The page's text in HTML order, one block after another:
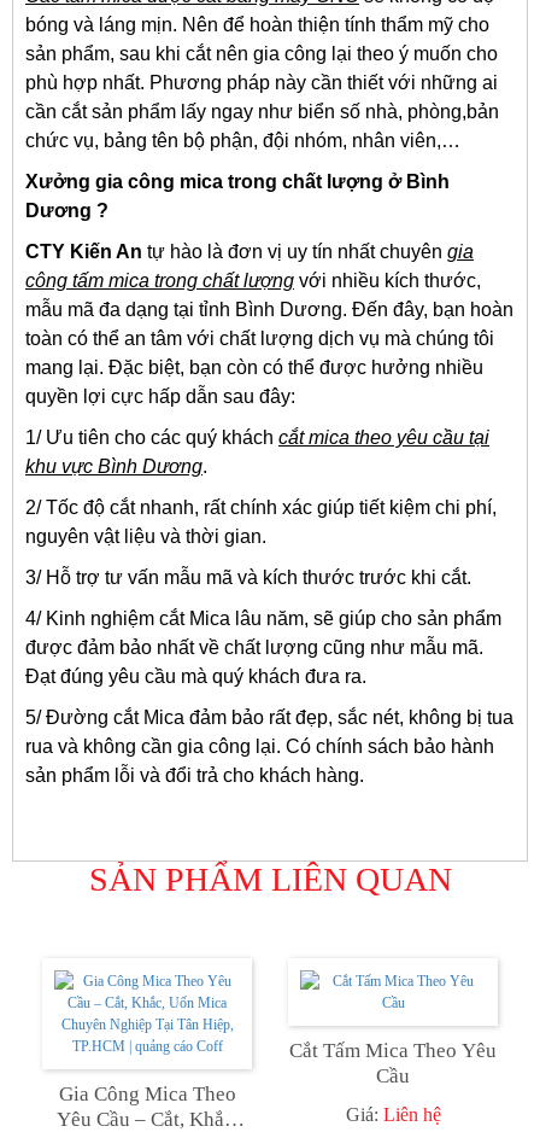
bóng và láng mịn. Nên để hoàn thiện tính thẩm mỹ cho
sản phẩm, sau khi cắt nên gia công lại theo ý muốn cho
phù hợp nhất. Phương pháp này cần thiết với những ai
cần cắt sản phẩm lấy ngay như biển số nhà, phòng,bản
chức vụ, bảng tên bộ phận, đội nhóm, nhân viên,…
Xưởng gia công mica trong chất lượng ở Bình
Dương ?
CTY Kiến An tự hào là đơn vị uy tín nhất chuyên gia
công tấm mica trong chất lượng với nhiều kích thước,
mẫu mã đa dạng tại tỉnh Bình Dương. Đến đây, bạn hoàn
toàn có thể an tâm với chất lượng dịch vụ mà chúng tôi
mang lại. Đặc biệt, bạn còn có thể được hưởng nhiều
quyền lợi cực hấp dẫn sau đây:
1/ Ưu tiên cho các quý khách cắt mica theo yêu cầu tại
khu vực Bình Dương.
2/ Tốc độ cắt nhanh, rất chính xác giúp tiết kiệm chi phí,
nguyên vật liệu và thời gian.
3/ Hỗ trợ tư vấn mẫu mã và kích thước trước khi cắt.
4/ Kinh nghiệm cắt Mica lâu năm, sẽ giúp cho sản phẩm
được đảm bảo nhất về chất lượng cũng như mẫu mã.
Đạt đúng yêu cầu mà quý khách đưa ra.
5/ Đường cắt Mica đảm bảo rất đẹp, sắc nét, không bị tua
rua và không cần gia công lại. Có chính sách bảo hành
sản phẩm lỗi và đổi trả cho khách hàng.
SẢN PHẨM LIÊN QUAN
Gia Công Mica Theo
Yêu Cầu – Cắt, Khắc,
Cắt Tấm Mica Theo Yêu
Cầu
Giá: Liên hệ